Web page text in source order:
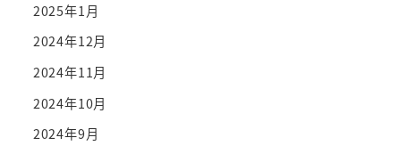
2025年1月
2024年12月
2024年11月
2024年10月
2024年9月